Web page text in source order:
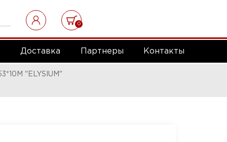
0
Доставка Партнеры Контакты
"ELYSIUM"